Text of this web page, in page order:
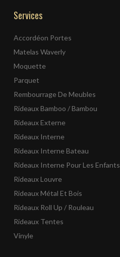
Services
Accordéon Portes
Matelas Waverly
Moquette
Parquet
Rembourrage De Meubles
Rideaux Bamboo / Bambou
Rideaux Externe
Rideaux Interne
Rideaux Interne Bateau
Rideaux Interne Pour Les Enfants
Rideaux Louvre
Rideaux Métal Et Bois
Rideaux Roll Up / Rouleau
Rideaux Tentes
Vinyle